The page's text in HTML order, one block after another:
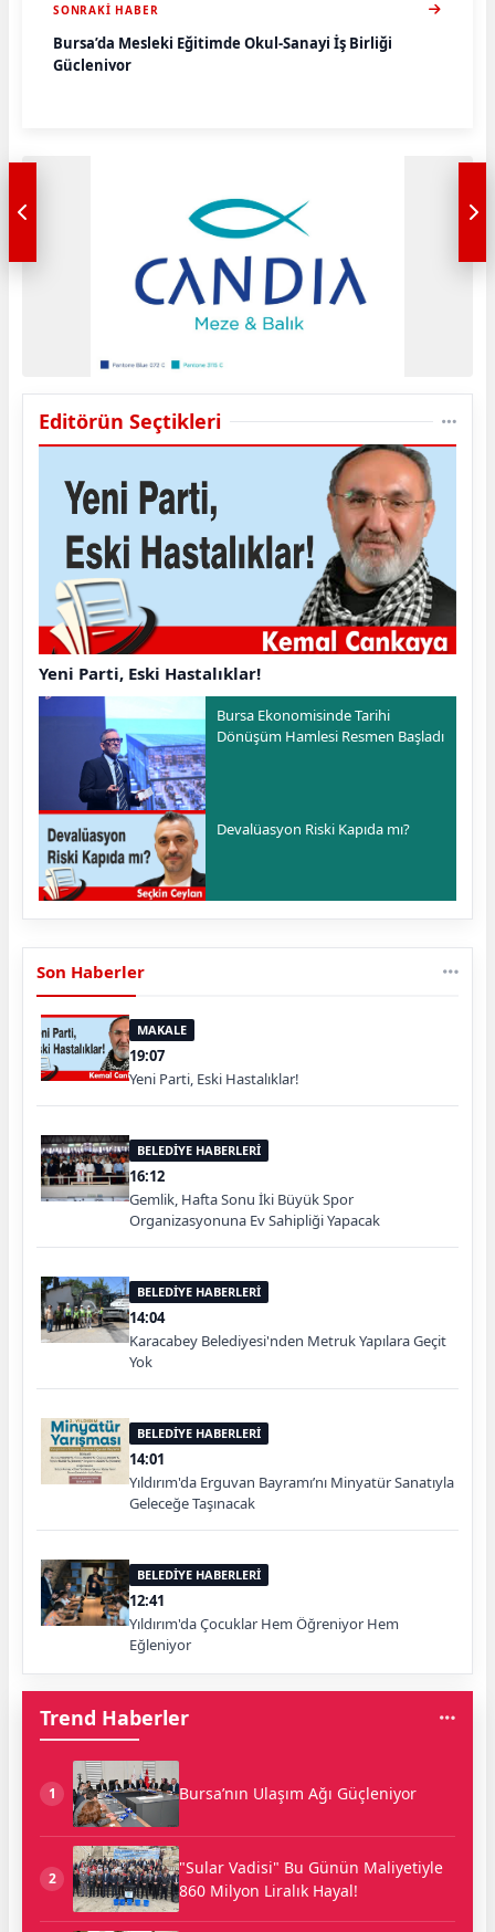
SONRAKI HABER
Bursa’da Mesleki Eğitimde Okul-Sanayi İş Birliği
Güçleniyor
Editörün Seçtikleri
Yeni Parti, Eski Hastalıklar!
Bursa Ekonomisinde Tarihi
Dönüşüm Hamlesi Resmen Başladı
Devalüasyon Riski Kapıda mı?
Son Haberler
MAKALE
19:07
Yeni Parti, Eski Hastalıklar!
BELEDİYE HABERLERİ
16:12
Gemlik, Hafta Sonu İki Büyük Spor
Organizasyonuna Ev Sahipliği Yapacak
BELEDİYE HABERLERİ
14:04
Karacabey Belediyesi'nden Metruk Yapılara Geçit
Yok
BELEDİYE HABERLERİ
14:01
Yıldırım'da Erguvan Bayramı’nı Minyatür Sanatıyla
Geleceğe Taşınacak
BELEDİYE HABERLERİ
12:41
Yıldırım'da Çocuklar Hem Öğreniyor Hem
Eğleniyor
Trend Haberler
1 Bursa’nın Ulaşım Ağı Güçleniyor
2
"Sular Vadisi" Bu Günün Maliyetiyle
860 Milyon Liralık Hayal!